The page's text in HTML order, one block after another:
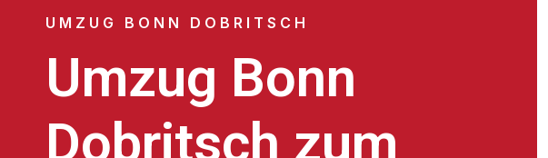
UMZUG BONN DOBRITSCH
Umzug Bonn
Dobritsch zum